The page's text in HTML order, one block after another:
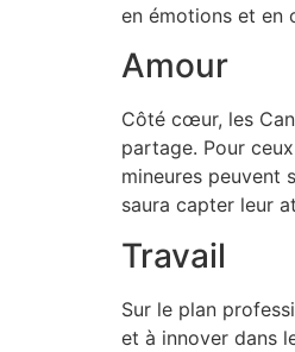
en émotions et en
Amour
Côté cœur, les
partage. Pour
mineures peuvent
saura capter leur
Travail
Sur le plan
et à innover dans